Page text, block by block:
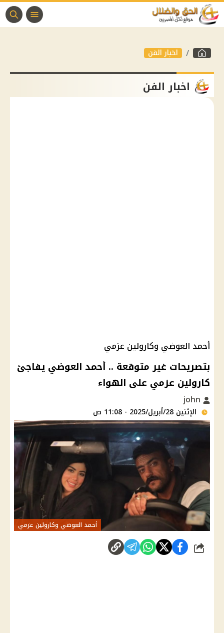
اخبار الفن
اخبار الفن
أحمد العوضي وكارولين عزمي
بتصريحات غير متوقعة .. أحمد العوضي يفاجئ
كارولين عزمي على الهواء
الإثنين 28/أبريل/2025 - 11:08 ص
أحمد العوضي وكارولين عزمي
شارك